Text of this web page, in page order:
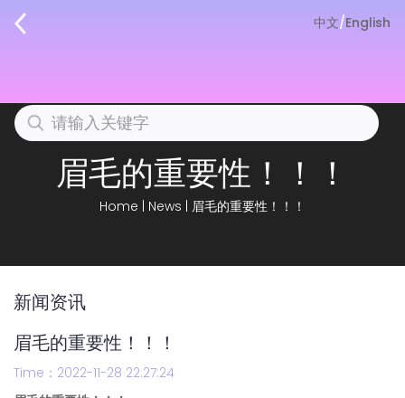
中文/English
眉毛的重要性！！！
Home News 眉毛的重要性！！！
新闻资讯
眉毛的重要性！！！
Time：2022-11-28 22:27:24